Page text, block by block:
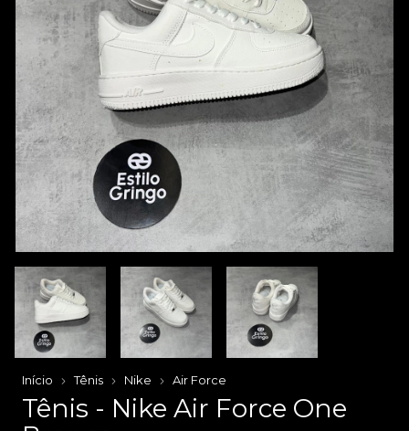
Início Tênis Nike Air Force
Tênis - Nike Air Force One